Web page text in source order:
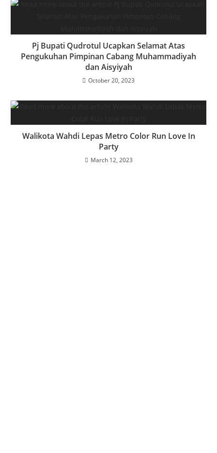
Pj Bupati Qudrotul Ucapkan Selamat Atas
Pengukuhan Pimpinan Cabang Muhammadiyah
dan Aisyiyah
October 20, 2023
Walikota Wahdi Lepas Metro Color Run Love In
Party
March 12, 2023